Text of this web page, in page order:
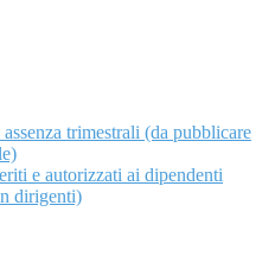
assenza trimestrali (da pubblicare
e autorizzati ai dipendenti
dirigenti)